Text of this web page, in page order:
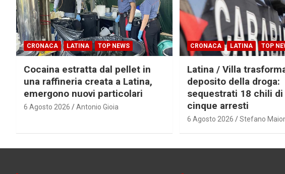
CRONACA LATINA TOP NEWS
Cocaina estratta dal pellet in
una raffineria creata a Latina,
emergono nuovi particolari
6 Agosto 2026 Antonio Gioia
CRONACA LATINA TOP
Latina / Villa
deposito della droga:
sequestrati 18 chili di
cinque arresti
6 Agosto 2026 Stefano